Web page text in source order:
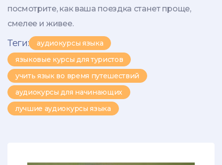
посмотрите, как ваша поездка станет проще,
смелее и живее.
Теги:
аудиокурсы языка
языковые курсы для туристов
учить язык во время путешествий
аудиокурсы для начинающих
лучшие аудиокурсы языка